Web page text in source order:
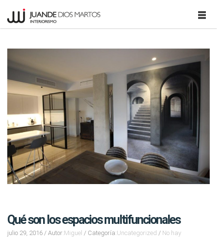
Qué son los espacios multifuncionales
julio 29, 2016 / Autor:Miguel / Categoría:Uncategorized / No hay